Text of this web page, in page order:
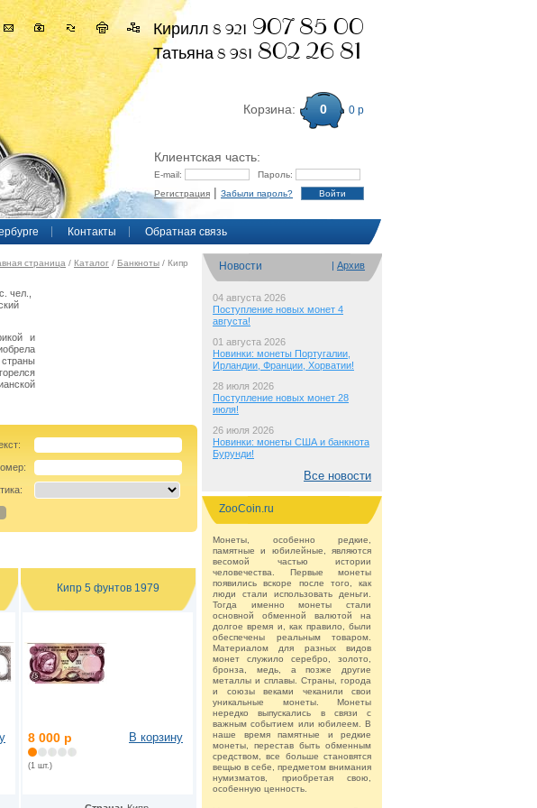
Кирилл 8 921 907 85 00
Татьяна 8 981 802 26 81
Корзина: 0 0 р
Клиентская часть:
E-mail:
Пароль:
Регистрация | Забыли пароль?
Контакты Обратная связь
Новости | Архив
04 августа 2026
Поступление новых монет 4
августа!
01 августа 2026
Новинки: монеты Португалии,
Ирландии, Франции, Хорватии!
28 июля 2026
Поступление новых монет 28
июля!
26 июля 2026
Новинки: монеты США и банкнота
Бурунди!
Все новости
ZooCoin.ru
Монеты, особенно редкие,
памятные и юбилейные, являются
весомой частью истории
человечества. Первые монеты
появились вскоре после того, как
люди стали использовать деньги.
Тогда именно монеты стали
основной обменной валютой на
долгое время и, как правило, были
обеспечены реальным товаром.
Материалом для разных видов
монет служило серебро, золото,
бронза, медь, а позже другие
металлы и сплавы. Страны, города
и союзы веками чеканили свои
уникальные монеты. Монеты
нередко выпускались в связи с
важным событием или юбилеем. В
наше время памятные и редкие
монеты, перестав быть обменным
средством, все больше становятся
вещью в себе, предметом внимания
нумизматов, приобретая свою,
особенную ценность.
страница / Каталог / Банкноты / Кипр
чел.,
и
Кипр 5 фунтов 1979
8 000 р
(1 шт.)
В корзину